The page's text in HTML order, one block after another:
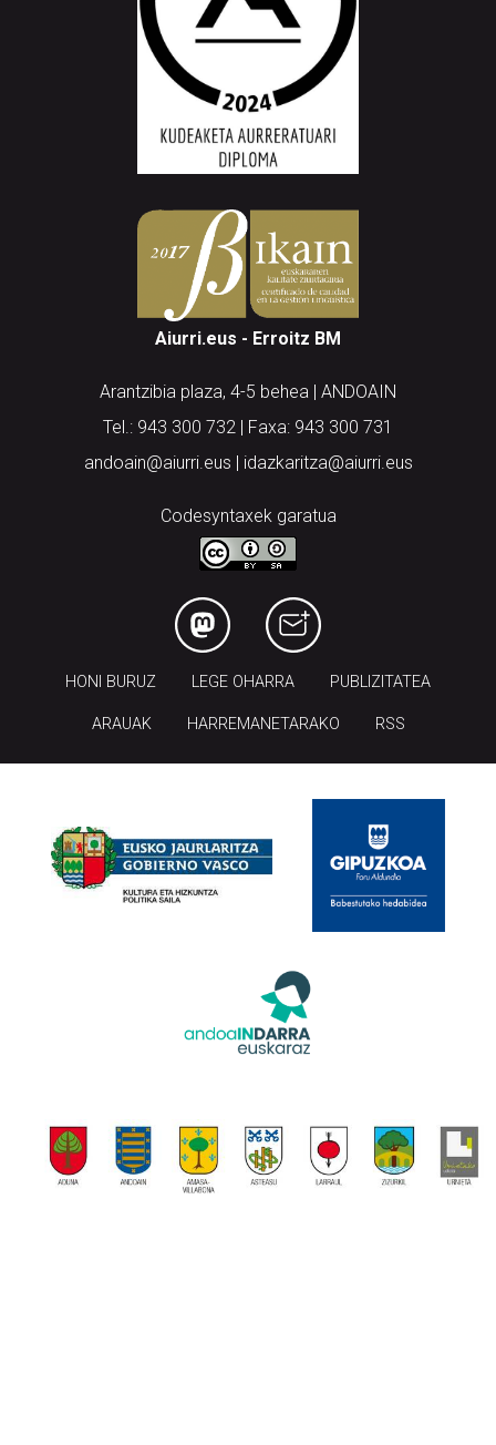
Aiurri.eus - Erroitz BM
Arantzibia plaza, 4-5 behea | ANDOAIN
Tel.: 943 300 732 | Faxa: 943 300 731
andoain@aiurri.eus | idazkaritza@aiurri.eus
Codesyntaxek garatua
HONI BURUZ LEGE OHARRA PUBLIZITATEA
ARAUAK HARREMANETARAKO RSS